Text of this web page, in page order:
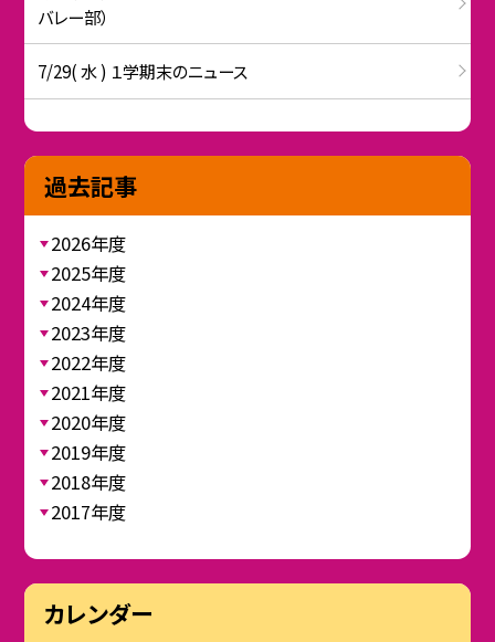
バレー部）
7/29( 水 ) １学期末のニュース
過去記事
2026年度
2025年度
2024年度
2023年度
2022年度
2021年度
2020年度
2019年度
2018年度
2017年度
カレンダー